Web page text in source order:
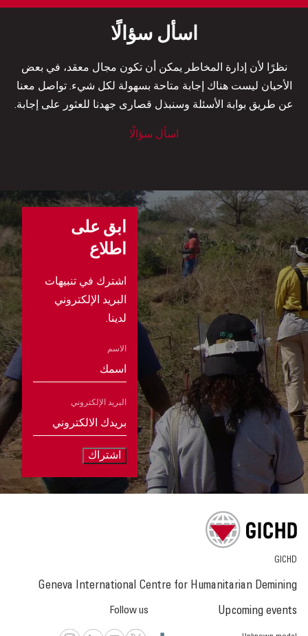
اسأل سؤالًا
نظرًا لأن إدارة المخاطر يمكن أن تكون مجال معقد، في بعض
الأحيان لیست هناك إجابة متاحة بسهولة لكل شيء. تواصل معنا
عن طريق بوابة الأسئلة وسنبذل قصارى جهدنا للعثور على إجابة.
اسأل سؤالًا
ابق على
اطلاع
اشترك في تنبيهات
البريد الإلكتروني
لدينا.
الاسم
البريد الإلكتروني
اشتراك
GICHD
Geneva International Centre for Humanitarian Demining
Upcoming events
Follow us